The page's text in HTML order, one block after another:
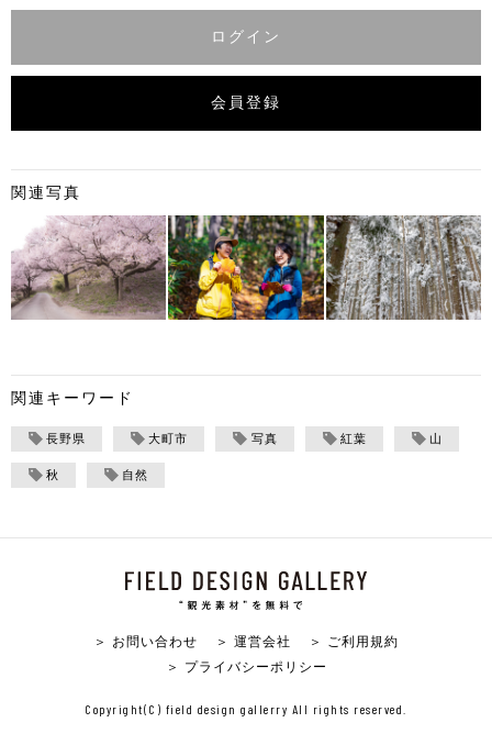
ログイン
会員登録
関連写真
関連キーワード
長野県 大町市 写真 紅葉 山
秋 自然
＞ お問い合わせ ＞ 運営会社
＞ ご利用規約
＞ プライバシーポリシー
Copyright(C) field design gallerry All rights reserved.